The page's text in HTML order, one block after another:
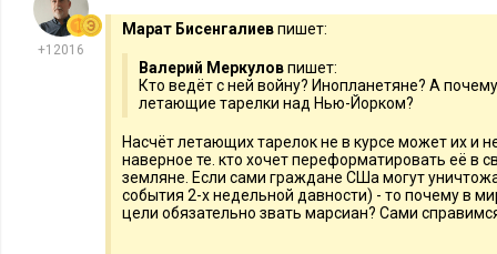
Виктор Эсик, директор по продажам,
Существенный пересмотр принципов
в банковском секторе произошел после
существенную составляющую в виде
Постараюсь кратко сформулировать эти принципы:
Переход от универсальной модели финансового
+12016
Марат Бисенгалиевпишет:
Валерий Меркуловпишет:
Кто ведёт с ней войну? Инопланетяне? А
летающие тарелки над Нью-Йорком?
Насчёт летающих тарелок не в курсе может их и
наверное те. кто хочет переформатировать её в
земляне. Если сами граждане СШа могут
события 2-х недельной давности) - то почему в
цели обязательно звать марсиан? Сами